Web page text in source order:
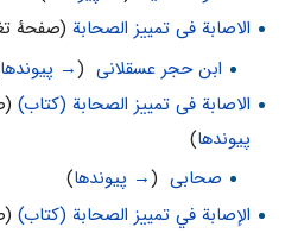
الاصابة فی‌ تمییز الصحابة(صفحهٔ
ابن حجر عسقلانی‏
(→ پیوندها
الاصابة فی تمییز الصحابة (کتاب)
پیوندها)
صحابی‏
(→ پیوندها)
الإصابة في تمييز الصحابة (کتاب)